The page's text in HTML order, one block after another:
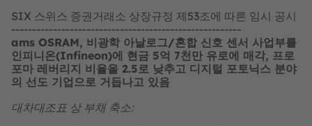
SIX 스위스 증권거래소 상장규정 제53조에 따른 임시 공시
-------------------------------------------------------
ams OSRAM, 비광학 아날로그/혼합 신호 센서 사업부를
인피니온(Infineon)에 현금 5억 7천만 유로에 매각, 프로
포마 레버리지 비율을 2.5로 낮추고 디지털 포토닉스 분야
의 선도 기업으로 거듭나고 있음
대차대조표 상 부채 축소: